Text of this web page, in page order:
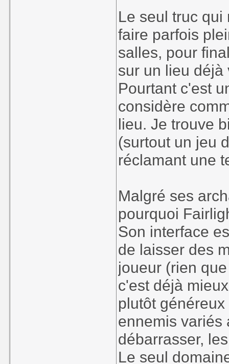
Le seul truc
faire parfois
salles, pour
sur un lieu déjà
Pourtant c'est
considère
lieu. Je trouve
(surtout un jeu
réclamant une
Malgré ses
pourquoi
Son interface
de laisser des
joueur (rien
c'est déjà
plutôt
ennemis variés
débarrasser,
Le seul